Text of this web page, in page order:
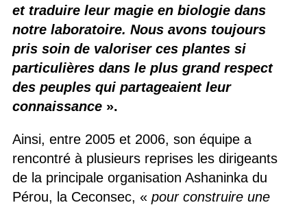
et traduire leur magie en biologie dans
notre laboratoire. Nous avons toujours
pris soin de valoriser ces plantes si
particulières dans le plus grand respect
des peuples qui partageaient leur
connaissance».
Ainsi, entre 2005 et 2006, son équipe a
rencontré à plusieurs reprises les dirigeants
de la principale organisation Ashaninka du
Pérou, la Ceconsec, « pour construire une